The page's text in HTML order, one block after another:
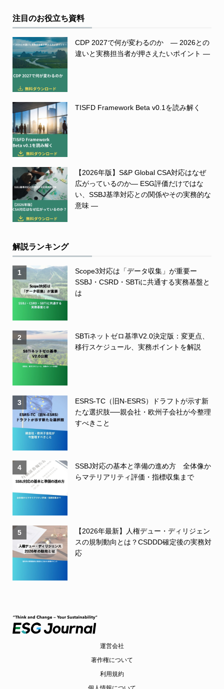
注目のお役立ち資料
CDP 2027で何が変わるのか ― 2026との
違いと実務担当者が押さえたいポイント ―
TISFD Framework Beta v0.1を読み解く
【2026年版】S&P Global CSA対応はなぜ
広がっているのか― ESG評価だけではな
い、SSBJ基準対応との関係やその実務的な
意味 ―
解説ランキング
1
Scope3対応は「データ収集」が重要ー
SSBJ・CSRD・SBTiに共通する実務基盤と
は
2
SBTiネットゼロ基準V2.0決定版：変更点、
移行スケジュール、実務ポイントを解説
3
ESRS-TC（旧N-ESRS）ドラフトが示す新
たな選択肢──親会社・欧州子会社が今整理
すべきこと
4
SSBJ対応の基本と準備の進め方 全体像か
らマテリアリティ評価・指標収集まで
5
【2026年最新】人権デュー・ディリジェン
スの規制動向とは？CSDDD確定後の実務対
応
運営会社
著作権について
利用規約